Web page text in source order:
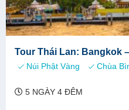
Tour Thái Lan: Bangkok
Núi Phật Vàng Chùa
5 NGÀY 4 ĐÊM